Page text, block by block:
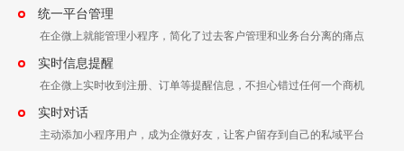
统一平台管理
在企微上就能管理小程序，简化了过去客户管理和业务台分离的痛点
实时信息提醒
在企微上实时收到注册、订单等提醒信息，不担心错过任何一个商机
实时对话
主动添加小程序用户，成为企微好友，让客户留存到自己的私域平台